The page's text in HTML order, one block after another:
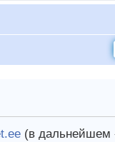
(в дальнейшем